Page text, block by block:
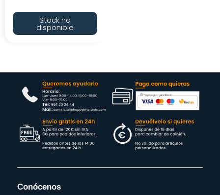
Stock no
disponible
Conócenos